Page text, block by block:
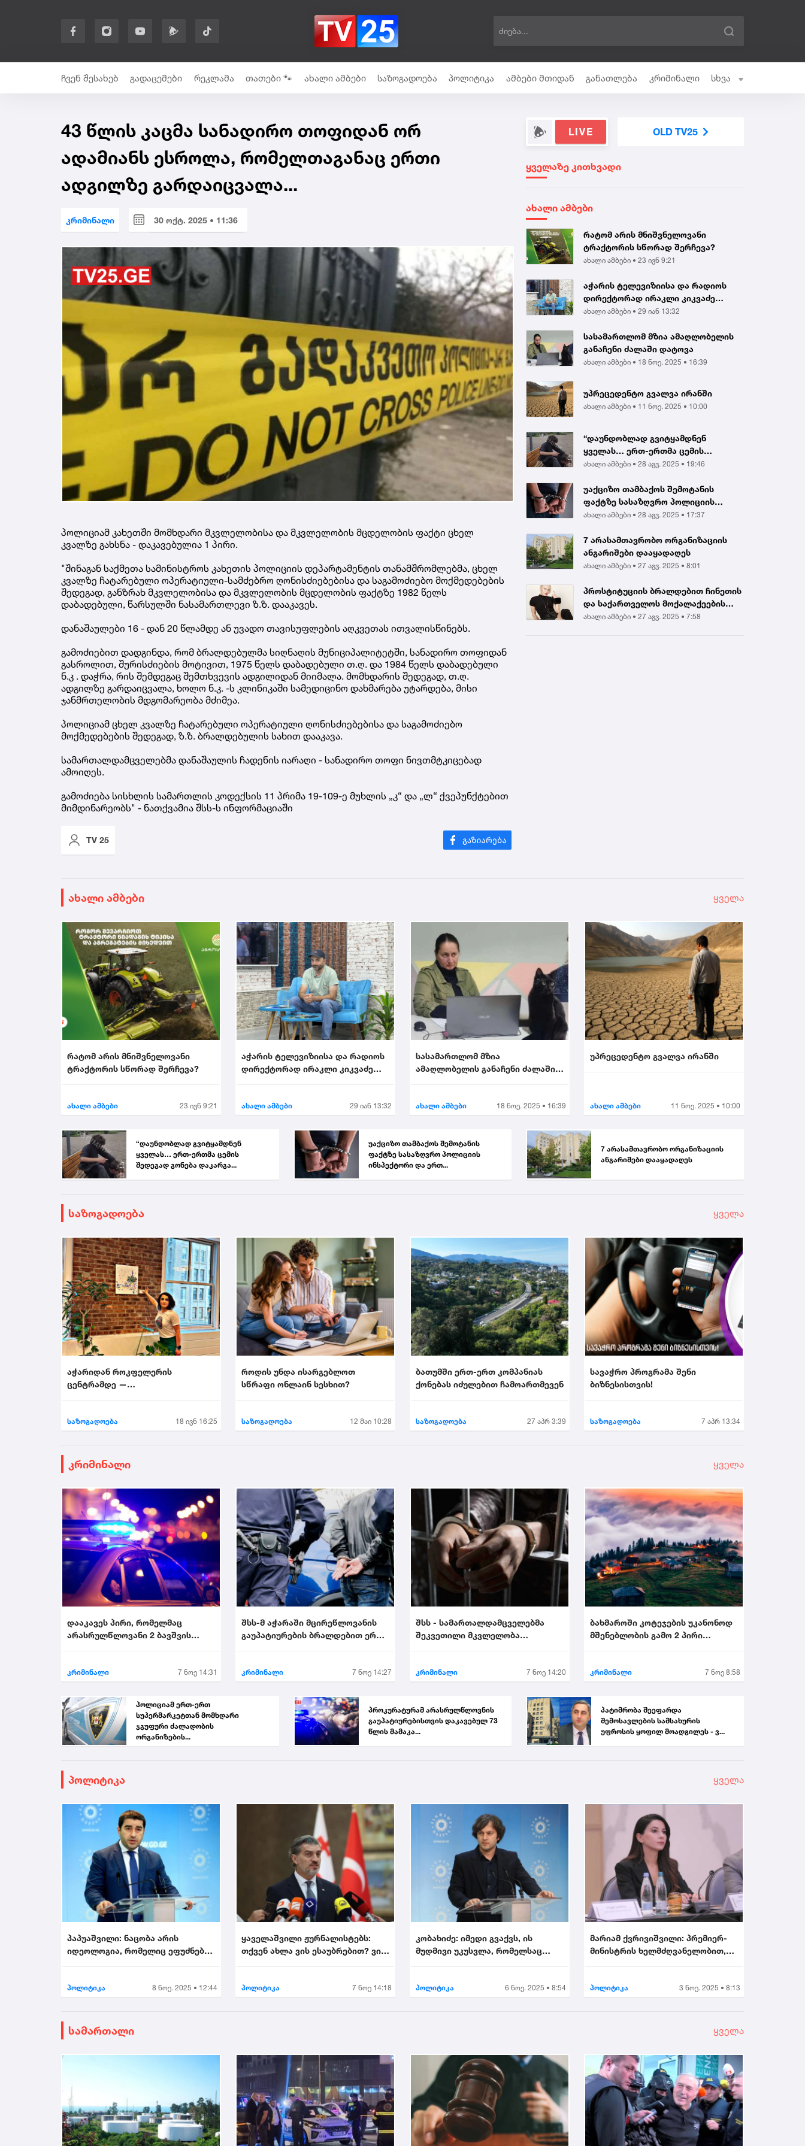
ჩვენ შესახებ გადაცემები რეკლამა თათები 🐾 ახალი ამბები საზოგადოება პოლიტიკა ამბები მთიდან განათლება კრიმინალი სხვა
43 წლის კაცმა სანადირო თოფიდან ორ
ადამიანს ესროლა, რომელთაგანაც ერთი
ადგილზე გარდაიცვალა...
კრიმინალი 30 ოქტ. 2025 • 11:36
პოლიციამ კახეთში მომხდარი მკვლელობისა და მკვლელობის მცდელობის ფაქტი ცხელ
კვალზე გახსნა - დაკავებულია 1 პირი.
"შინაგან საქმეთა სამინისტროს კახეთის პოლიციის დეპარტამენტის თანამშრომლებმა, ცხელ
კვალზე ჩატარებული ოპერატიული-სამძებრო ღონისძიებებისა და საგამოძიებო მოქმედებების
შედეგად, განზრახ მკვლელობისა და მკვლელობის მცდელობის ფაქტზე 1982 წელს
დაბადებული, წარსულში ნასამართლევი ზ.ზ. დააკავეს.
დანაშაულები 16 - დან 20 წლამდე ან უვადო თავისუფლების აღკვეთას ითვალისწინებს.
გამოძიებით დადგინდა, რომ ბრალდებულმა სიღნაღის მუნიციპალიტეტში, სანადირო თოფიდან
გასროლით, შურისძიების მოტივით, 1975 წელს დაბადებული თ.ღ. და 1984 წელს დაბადებული
ნ.კ . დაჭრა, რის შემდეგაც შემთხვევის ადგილიდან მიიმალა. მომხდარის შედეგად, თ.ღ.
ადგილზე გარდაიცვალა, ხოლო ნ.კ. -ს კლინიკაში სამედიცინო დახმარება უტარდება, მისი
ჯანმრთელობის მდგომარეობა მძიმეა.
პოლიციამ ცხელ კვალზე ჩატარებული ოპერატიული ღონისძიებებისა და საგამოძიებო
მოქმედებების შედეგად, ზ.ზ. ბრალდებულის სახით დააკავა.
სამართალდამცველებმა დანაშაულის ჩადენის იარაღი - სანადირო თოფი ნივთმტკიცებად
ამოიღეს.
გამოძიება სისხლის სამართლის კოდექსის 11 პრიმა 19-109-ე მუხლის „კ“ და „ლ“ ქვეპუნქტებით
მიმდინარეობს" - ნათქვამია შსს-ს ინფორმაციაში
TV 25
LIVE OLD TV25
ყველაზე კითხვადი
ახალი ამბები
რატომ არის მნიშვნელოვანი
ტრაქტორის სწორად შერჩევა?
ახალი ამბები • 23 ივნ 9:21
აჭარის ტელევიზიისა და რადიოს
დირექტორად ირაკლი კიკვაძე
აირჩიეს
ახალი ამბები • 29 იან 13:32
სასამართლომ მზია ამაღლობელის
განაჩენი ძალაში დატოვა
ახალი ამბები • 18 ნოე. 2025 • 16:39
უპრეცედენტო გვალვა ირანში
ახალი ამბები • 11 ნოე. 2025 • 10:00
“დაუნდობლად გვიტყამდნენ
ყველას… ერთ-ერთმა ცემის
შედეგად გონება დაკარგა...
ახალი ამბები • 28 აგვ. 2025 • 19:46
უაქციზო თამბაქოს შემოტანის
ფაქტზე სასაზღვრო პოლიციის
ინსპექტორი და ერთ...
ახალი ამბები • 28 აგვ. 2025 • 17:37
7 არასამთავრობო ორგანიზაციის
ანგარიშები დააყადაღეს
ახალი ამბები • 27 აგვ. 2025 • 8:01
პროსტიტუციის ბრალდებით ჩინეთის
და საქართველოს მოქალაქეების
დააკავეს |...
ახალი ამბები • 27 აგვ. 2025 • 7:58
ახალი ამბები ყველა
რატომ არის მნიშვნელოვანი
ტრაქტორის სწორად შერჩევა?
ახალი ამბები 23 ივნ 9:21
აჭარის ტელევიზიისა და რადიოს
დირექტორად ირაკლი კიკვაძე
ახალი ამბები 29 იან 13:32
სასამართლომ მზია
ამაღლობელის განაჩენი ძალაში
ახალი ამბები 18 ნოე. 2025 • 16:39
უპრეცედენტო გვალვა ირანში
ახალი ამბები 11 ნოე. 2025 • 10:00
“დაუნდობლად გვიტყამდნენ
ყველას… ერთ-ერთმა ცემის
შედეგად გონება დაკარგა...
უაქციზო თამბაქოს შემოტანის
ფაქტზე სასაზღვრო პოლიციის
ინსპექტორი და ერთ...
7 არასამთავრობო ორგანიზაციის
ანგარიშები დააყადაღეს
საზოგადოება ყველა
აჭარიდან როკფელერის
ცენტრამდე —
საზოგადოება 18 ივნ 16:25
როდის უნდა ისარგებლოთ
სწრაფი ონლაინ სესხით?
საზოგადოება 12 მაი 10:28
ბათუმში ერთ-ერთ კომპანიას
ქონებას იძულებით ჩამოართმევენ
საზოგადოება 27 აპრ 3:39
სავაჭრო პროგრამა შენი
ბიზნესისთვის!
საზოგადოება 7 აპრ 13:34
კრიმინალი ყველა
დააკავეს პირი, რომელმაც
არასრულწლოვანი 2 ბავშვის
კრიმინალი 7 ნოე 14:31
შსს-მ აჭარაში მცირეწლოვანის
გაუპატიურების ბრალდებით ერთი
კრიმინალი 7 ნოე 14:27
შსს - სამართალდამცველებმა
შეკვეთილი მკვლელობა
კრიმინალი 7 ნოე 14:20
ბახმაროში კოტეჯების უკანონოდ
მშენებლობის გამო 2 პირი
კრიმინალი 7 ნოე 8:58
პოლიციამ ერთ-ერთ
სუპერმარკეტთან მომხდარი
ჯგუფური ძალადობის
ორგანიზების...
პროკურატურამ არასრულწლოვნის
გაუპატიურებისთვის დაკავებულ 73
წლის მამაკა...
პატიმრობა შეეფარდა
შემოსავლების სამსახურის
უფროსის ყოფილ მოადგილეს - ვ...
პოლიტიკა ყველა
პაპუაშვილი: ნაცობა არის
იდეოლოგია, რომელიც ეფუძნება
პოლიტიკა 8 ნოე. 2025 • 12:44
ყაველაშვილი ჟურნალისტებს:
თქვენ ახლა ვის ესაუბრებით? ვინ
პოლიტიკა 7 ნოე 14:18
კობახიძე: იმედი გვაქვს, ის
მუდმივი უკუსვლა, რომელსაც
პოლიტიკა 6 ნოე. 2025 • 8:54
მარიამ ქვრივიშვილი: პრემიერ-
მინისტრის ხელმძღვანელობით,
პოლიტიკა 3 ნოე. 2025 • 8:13
სამართალი ყველა